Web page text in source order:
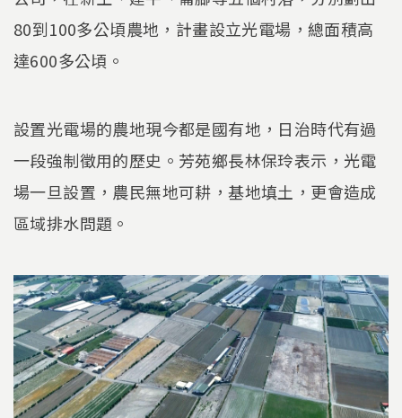
80到100多公頃農地，計畫設立光電場，總面積高
達600多公頃。
設置光電場的農地現今都是國有地，日治時代有過
一段強制徵用的歷史。芳苑鄉長林保玲表示，光電
場一旦設置，農民無地可耕，基地填土，更會造成
區域排水問題。